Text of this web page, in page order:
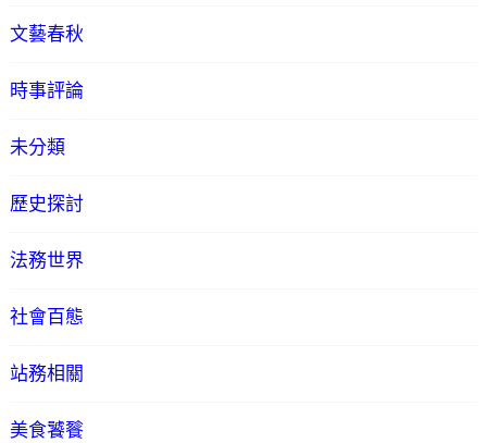
文藝春秋
時事評論
未分類
歷史探討
法務世界
社會百態
站務相關
美食饕餮